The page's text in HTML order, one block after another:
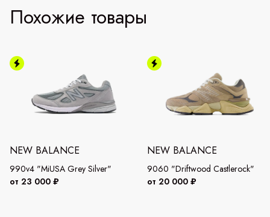
Похожие товары
NEW BALANCE
990v4 "MiUSA Grey Silver"
от 23 000 ₽
NEW BALANCE
9060 "Driftwood Castlerock"
от 20 000 ₽